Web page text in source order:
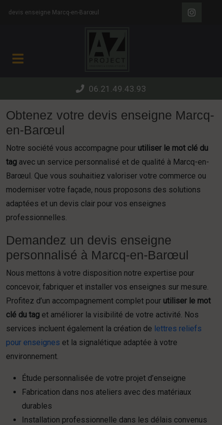
devis enseigne Marcq-en-Barœul
06.21.49.43.93
Obtenez votre devis enseigne Marcq-
en-Barœul
Notre société vous accompagne pour utiliser le mot clé du
tag avec un service personnalisé et de qualité à Marcq-en-
Barœul. Que vous souhaitiez valoriser votre commerce ou
moderniser votre façade, nous proposons des solutions
adaptées et un devis clair pour vos enseignes
professionnelles.
Demandez un devis enseigne
personnalisé à Marcq-en-Barœul
Nous mettons à votre disposition notre expertise pour
concevoir, fabriquer et installer vos enseignes sur mesure.
Profitez d’un accompagnement complet pour utiliser le mot
clé du tag et améliorer la visibilité de votre activité. Nos
services incluent également la création de lettres reliefs
pour enseignes et la signalétique adaptée à votre
environnement.
Étude personnalisée de votre projet d’enseigne
Fabrication dans nos ateliers avec des matériaux
durables
Installation professionnelle dans les délais convenus